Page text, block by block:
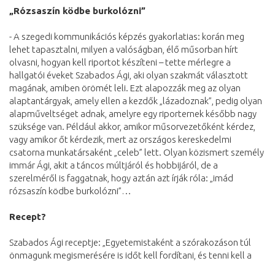
„Rózsaszín ködbe burkolózni”
- A szegedi kommunikációs képzés gyakorlatias: korán meg
lehet tapasztalni, milyen a valóságban, élő műsorban hírt
olvasni, hogyan kell riportot készíteni – tette mérlegre a
hallgatói éveket Szabados Ági, aki olyan szakmát választott
magának, amiben örömét leli. Ezt alapozzák meg az olyan
alaptantárgyak, amely ellen a kezdők „lázadoznak”, pedig olyan
alapműveltséget adnak, amelyre egy riporternek később nagy
szüksége van. Például akkor, amikor műsorvezetőként kérdez,
vagy amikor őt kérdezik, mert az országos kereskedelmi
csatorna munkatársaként „celeb” lett. Olyan közismert személy
immár Ági, akit a táncos múltjáról és hobbijáról, de a
szerelméről is faggatnak, hogy aztán azt írják róla: „imád
rózsaszín ködbe burkolózni”…
Recept?
Szabados Ági receptje: „Egyetemistaként a szórakozáson túl
önmagunk megismerésére is időt kell fordítani, és tenni kell a